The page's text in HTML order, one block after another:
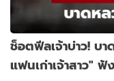
ช็อตฟีลเจ้าบ่าว! บ
แฟนเก่าเจ้าสาว"